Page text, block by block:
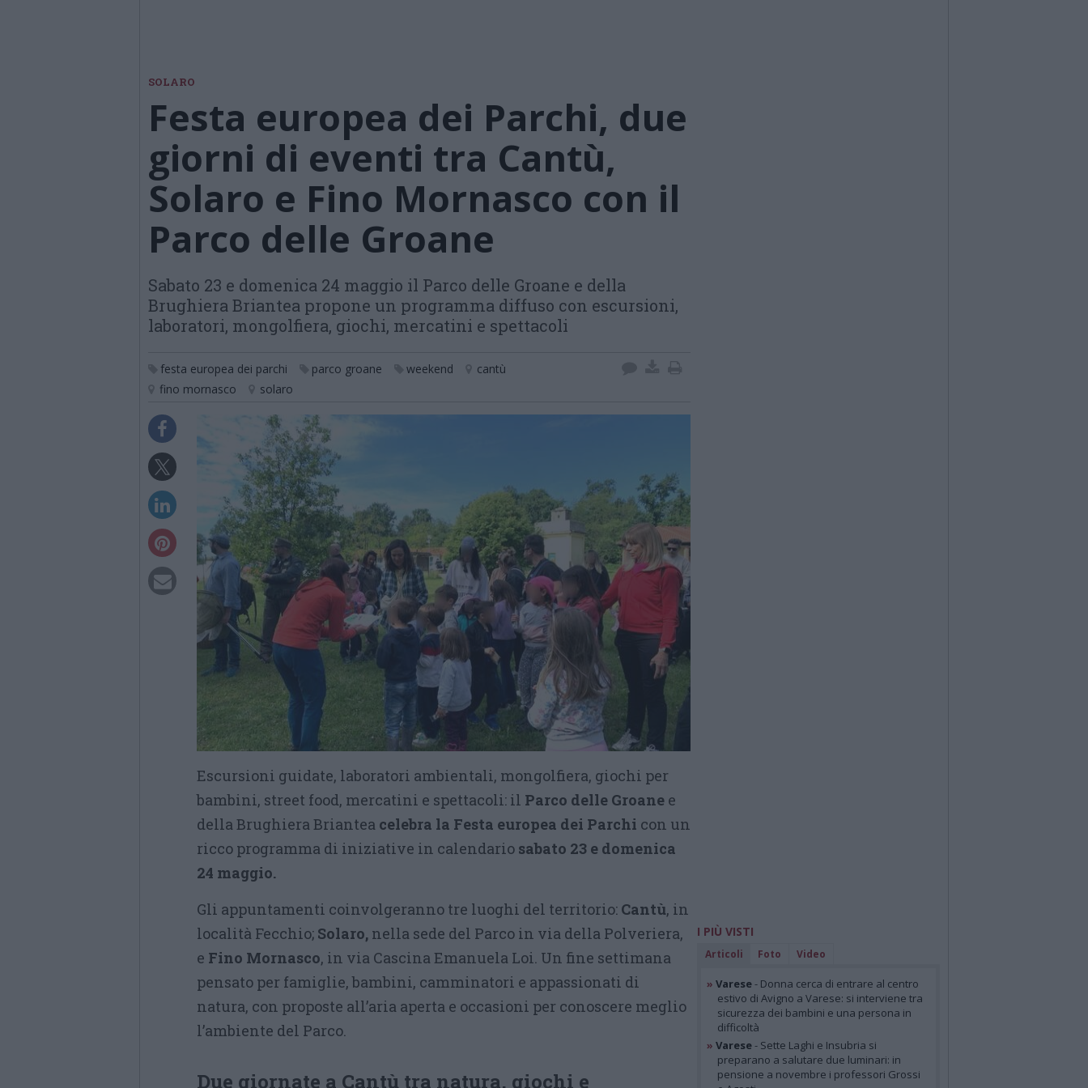
SOLARO
Festa europea dei Parchi, due
giorni di eventi tra Cantù,
Solaro e Fino Mornasco con il
Parco delle Groane
Sabato 23 e domenica 24 maggio il Parco delle Groane e della
Brughiera Briantea propone un programma diffuso con escursioni,
laboratori, mongolfiera, giochi, mercatini e spettacoli
festa europea dei parchi parco groane weekend
cantù
fino mornasco
solaro
Escursioni guidate, laboratori ambientali, mongolfiera, giochi per
bambini, street food, mercatini e spettacoli: il Parco delle Groane e
della Brughiera Briantea celebra la Festa europea dei Parchi con un
ricco programma di iniziative in calendario sabato 23 e domenica
24 maggio.
Gli appuntamenti coinvolgeranno tre luoghi del territorio: Cantù, in
località Fecchio; Solaro, nella sede del Parco in via della Polveriera,
e Fino Mornasco, in via Cascina Emanuela Loi. Un fine settimana
pensato per famiglie, bambini, camminatori e appassionati di
natura, con proposte all’aria aperta e occasioni per conoscere meglio
l’ambiente del Parco.
Due giornate a Cantù tra natura, giochi e
I PIÙ VISTI
Articoli Foto Video
» Varese- Donna cerca di entrare al centro
estivo di Avigno a Varese: si interviene tra
sicurezza dei bambini e una persona in
difficoltà
» Varese- Sette Laghi e Insubria si
preparano a salutare due luminari: in
pensione a novembre i professori Grossi